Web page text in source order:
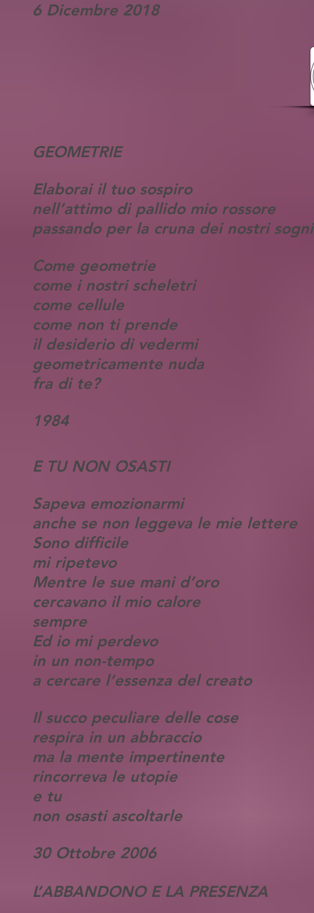
6 Dicembre 2018
GEOMETRIE
Elaborai il tuo sospiro
nell’attimo di pallido mio rossore
passando per la cruna dei nostri sogni
Come geometrie
come i nostri scheletri
come cellule
come non ti prende
il desiderio di vedermi
geometricamente nuda
fra di te?
1984
E TU NON OSASTI
Sapeva emozionarmi
anche se non leggeva le mie lettere
Sono difficile
mi ripetevo
Mentre le sue mani d’oro
cercavano il mio calore
sempre
Ed io mi perdevo
in un non-tempo
a cercare l’essenza del creato
Il succo peculiare delle cose
respira in un abbraccio
ma la mente impertinente
rincorreva le utopie
e tu
non osasti ascoltarle
30 Ottobre 2006
L’ABBANDONO E LA PRESENZA